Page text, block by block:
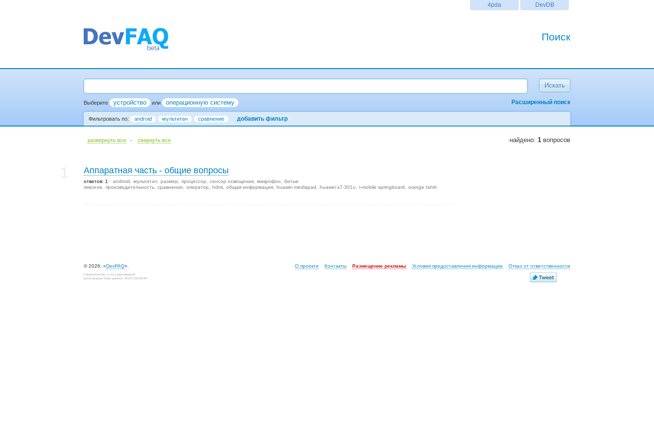
DevDB
4pda
Поиск
Выберите устройство Расширенный поиск
или операционную систему
Фильтровать по: android мультитач сравнение добавить фильтр
развернуть все · cвернуть все найдено: 1 вопросов
Аппаратная часть - общие вопросы
ответов: 1 android мультитач размер процессор сенсор освещения микрофон
битые
пиксели
производительность сравнение оператор hdmi общая информация huawei mediapad huawei s7-301u t-mobile springboard orange tahiti
© 2026, «DevFAQ». О проекте Контакты Размещение рекламы Условия предоставления информации Отказ от ответственности
Свидетельство о государственной
регистрации базы данных №2012620649.